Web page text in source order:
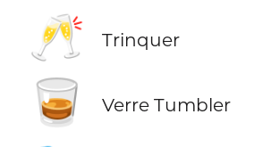
🥂 Trinquer
🥃 Verre Tumbler